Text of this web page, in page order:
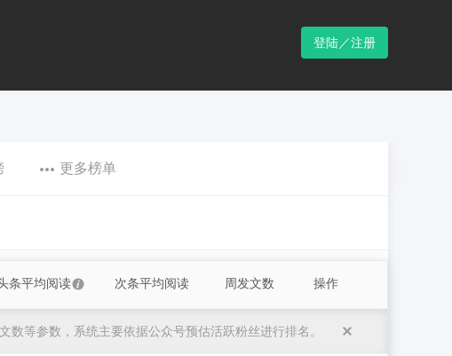
登陆／注册
更多榜单
条平均阅读 次条平均阅读 周发文数 操作
等参数，系统主要依据公众号预估活跃粉丝进行排名。